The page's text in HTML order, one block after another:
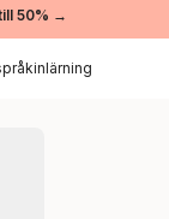
50% →